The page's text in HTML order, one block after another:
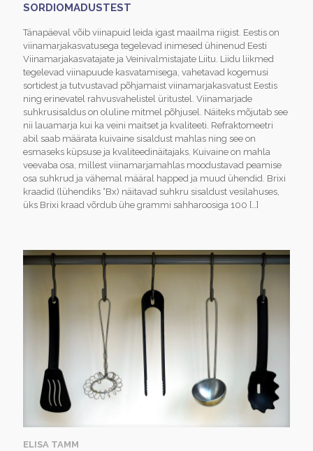
SORDIOMADUSTEST
Tänapäeval võib viinapuid leida igast maailma riigist. Eestis on
viinamarjakasvatusega tegelevad inimesed ühinenud Eesti
Viinamarjakasvatajate ja Veinivalmistajate Liitu. Liidu liikmed
tegelevad viinapuude kasvatamisega, vahetavad kogemusi
sortidest ja tutvustavad põhjamaist viinamarjakasvatust Eestis
ning erinevatel rahvusvahelistel üritustel. Viinamarjade
suhkrusisaldus on oluline mitmel põhjusel. Näiteks mõjutab see
nii lauamarja kui ka veini maitset ja kvaliteeti. Refraktomeetri
abil saab määrata kuivaine sisaldust mahlas ning see on
esmaseks küpsuse ja kvaliteedinäitajaks. Kuivaine on mahla
veevaba osa, millest viinamarjamahlas moodustavad peamise
osa suhkrud ja vähemal määral happed ja muud ühendid. Brixi
kraadid (lühendiks °Bx) näitavad suhkru sisaldust vesilahuses,
üks Brixi kraad võrdub ühe grammi sahharoosiga 100 […]
ELISA TAMM